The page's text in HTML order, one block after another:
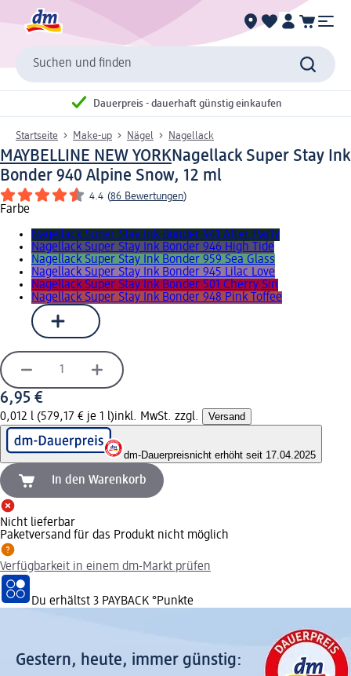
Suchen und finden
Dauerpreis - dauerhaft günstig einkaufen
Startseite Make-up Nägel Nagellack
MAYBELLINE NEW YORKNagellack Super Stay Ink
Bonder 940 Alpine Snow, 12 ml
4.4 (86 Bewertungen)
Farbe
Nagellack Super Stay Ink Bonder 941 After Party
Nagellack Super Stay Ink Bonder 946 High Tide
Nagellack Super Stay Ink Bonder 959 Sea Glass
Nagellack Super Stay Ink Bonder 945 Lilac Love
Nagellack Super Stay Ink Bonder 501 Cherry Sin
Nagellack Super Stay Ink Bonder 948 Pink Toffee
6,95 €
0,012 l (579,17 € je 1 l)inkl. MwSt. zzgl. Versand
dm-Dauerpreisnicht erhöht seit 17.04.2025
In den Warenkorb
Nicht lieferbar
Paketversand für das Produkt nicht möglich
Verfügbarkeit in einem dm-Markt prüfen
Du erhältst 3 PAYBACK °Punkte
Gestern, heute, immer günstig: